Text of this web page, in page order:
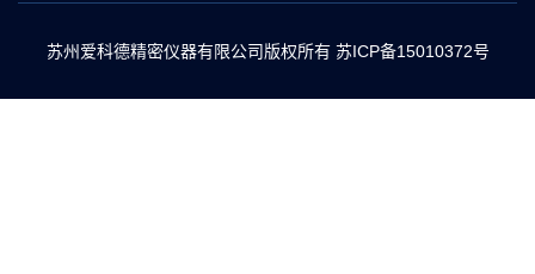
苏州爱科德精密仪器有限公司版权所有 苏ICP备15010372号